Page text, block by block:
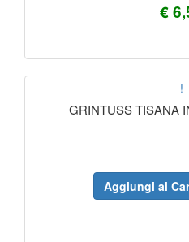
€
!
GRINTUSS TISANA
Aggiungi al